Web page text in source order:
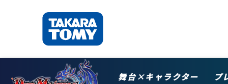
舞台×キャラクター プ